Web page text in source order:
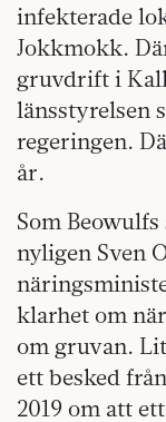
infekterade
Jokkmokk.
gruvdrift i
länsstyrelsen
regeringen.
år.
Som
nyligen Sven
klarhet om
om gruvan.
ett besked
2019 om att